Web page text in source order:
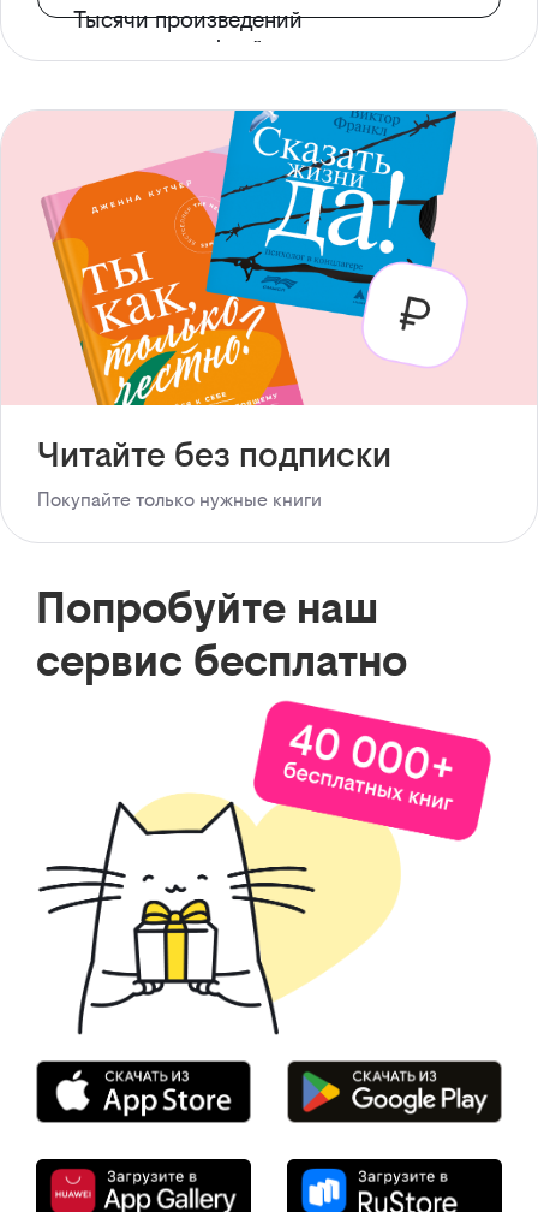
Тысячи произведений
с доступом офлайн
Читайте без подписки
Покупайте только нужные книги
Попробуйте наш
сервис бесплатно